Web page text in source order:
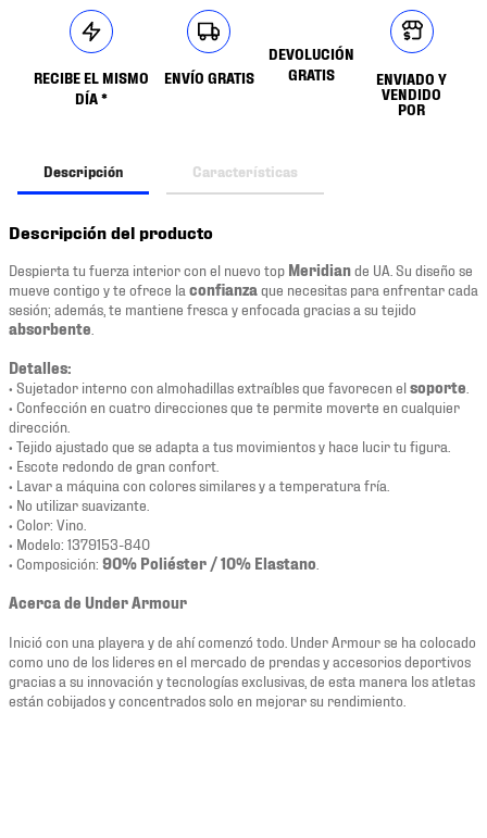
RECIBE EL MISMO
DÍA *
ENVÍO GRATIS
DEVOLUCIÓN
GRATIS
ENVIADO Y
VENDIDO
POR
Descripción Características
Descripción del producto
Despierta tu fuerza interior con el nuevo top Meridiande UA. Su diseño se
mueve contigo y te ofrece la confianza que necesitas para enfrentar cada
sesión; además, te mantiene fresca y enfocada gracias a su tejido
absorbente
Detalles:
• Sujetador interno con almohadillas extraíbles que favorecen elsoporte
• Confección en cuatro direcciones que te permite moverte en cualquier
dirección.
• Tejido ajustado que se adapta a tus movimientos y hace lucir tu figura.
• Escote redondo de gran confort.
• Lavar a máquina con colores similares y a temperatura fría.
• No utilizar suavizante.
• Color: Vino.
• Modelo: 1379153-840
• Composición: 90% Poliéster / 10% Elastano
Acerca de Under Armour
Inició con una playera y de ahí comenzó todo. Under Armour se ha colocado
como uno de los lideres en el mercado de prendas y accesorios deportivos
gracias a su innovación y tecnologías exclusivas, de esta manera los atletas
están cobijados y concentrados solo en mejorar su rendimiento.